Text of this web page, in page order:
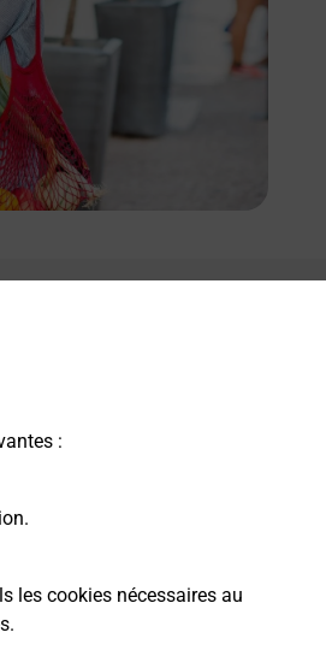
:
les cookies nécessaires au
.